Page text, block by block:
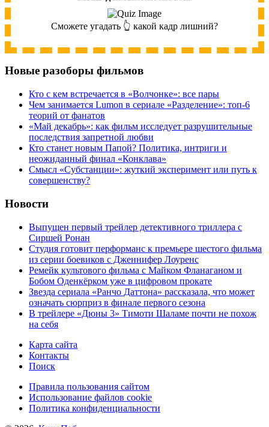
Сможете угадать 👆 какой кадр лишний?
Новые разоборы фильмов
Кто с кем встречается в «Волчонке»: все пары
Чем занимается Lumon в сериале «Разделение»: топ-6
теорий от фанатов
«Май декабрь»: как фильм исследует разрушительные
последствия запретной любви
Кто станет новым Папой? Политика, интриги и
неожиданный финал «Конклава»
Cмысл «Субстанции»: жуткий эксперимент или путь к
совершенству?
Новости
Выпущен первый трейлер детективного триллера с
Сиршей Ронан
Студия готовит перформанс к премьере шестого фильма
из серии боевиков с Дженнифер Лоуренс
Ремейк культового фильма с Майком Фланаганом и
Бобом Оденкёрком уже в цифровом прокате
Звезда сериала «Ранчо Даттона» рассказала, что может
означать сюрприз в финале первого сезона
В трейлере «Дюны 3» Тимоти Шаламе почти не похож
на себя
Карта сайта
Контакты
Поиск
Правила пользования сайтом
Использование файлов cookie
Политика конфиденциальности